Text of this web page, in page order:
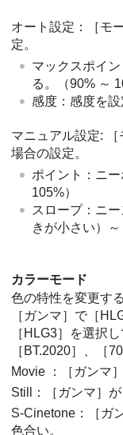
オート設定 ： ［モ
定。
マックスポイン
る。（90% ～
感度 ：感度を
マニュアル設定:
場合の設定。
ポイント
：ニ
105%）
スロープ：ニ
きが小さい）～
カラーモード
色の特性を変更する
［ガンマ］ で ［
［HLG3］
を選択し
［BT.2020］
［
Movie ：
［ガンマ］
Still：
［ガンマ］ が
S-Cinetone：
［ガ
色合い。